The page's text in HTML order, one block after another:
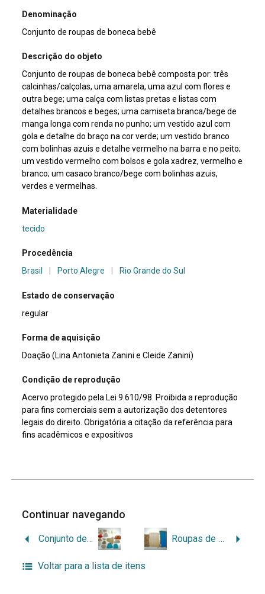
Denominação
Conjunto de roupas de boneca bebê
Descrição do objeto
Conjunto de roupas de boneca bebê composta por: três
calcinhas/calçolas, uma amarela, uma azul com flores e
outra bege; uma calça com listas pretas e listas com
detalhes brancos e beges; uma camiseta branca/bege de
manga longa com renda no punho; um vestido azul com
gola e detalhe do braço na cor verde; um vestido branco
com bolinhas azuis e detalhe vermelho na barra e no peito;
um vestido vermelho com bolsos e gola xadrez, vermelho e
branco; um casaco branco/bege com bolinhas azuis,
verdes e vermelhas.
Materialidade
tecido
Procedência
Brasil
Porto Alegre Rio Grande do Sul
Estado de conservação
regular
Forma de aquisição
Doação (Lina Antonieta Zanini e Cleide Zanini)
Condição de reprodução
Acervo protegido pela Lei 9.610/98. Proibida a reprodução
para fins comerciais sem a autorização dos detentores
legais do direito. Obrigatória a citação da referência para
fins acadêmicos e expositivos
Continuar navegando
Conjunto de roupas de boneca Roupas de cama de boneca
Voltar para a lista de itens